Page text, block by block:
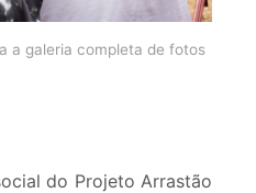
a galeria completa de fotos
do Projeto Arrastão